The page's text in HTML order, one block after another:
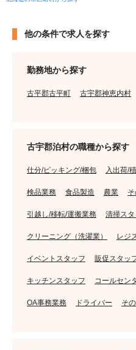
他の条件で求人を探す
勤務地から探す
古平郡古平町 古宇郡神恵内村
古宇郡泊村の職種から探す
仕分/ピッキング/梱包 入出荷/
検品業務 食品製造 農業
引越し/移転/運搬業務 清掃スタ
クリーニング（洗濯業） レジ
イベントスタッフ 販促スタッ
キッチンスタッフ コールセン
OA事務業務 ドライバー そ